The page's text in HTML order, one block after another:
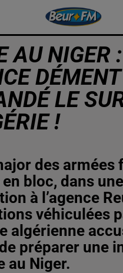
AU NIGER
LE
!
des armées
bloc, dans une
à l’agence
véhiculées
algérienne
préparer une
au Niger.